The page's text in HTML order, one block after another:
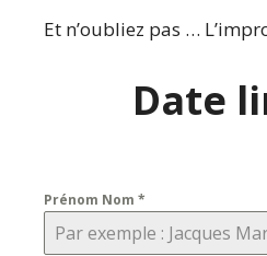
Et n’oubliez pas …
Date
Prénom Nom *